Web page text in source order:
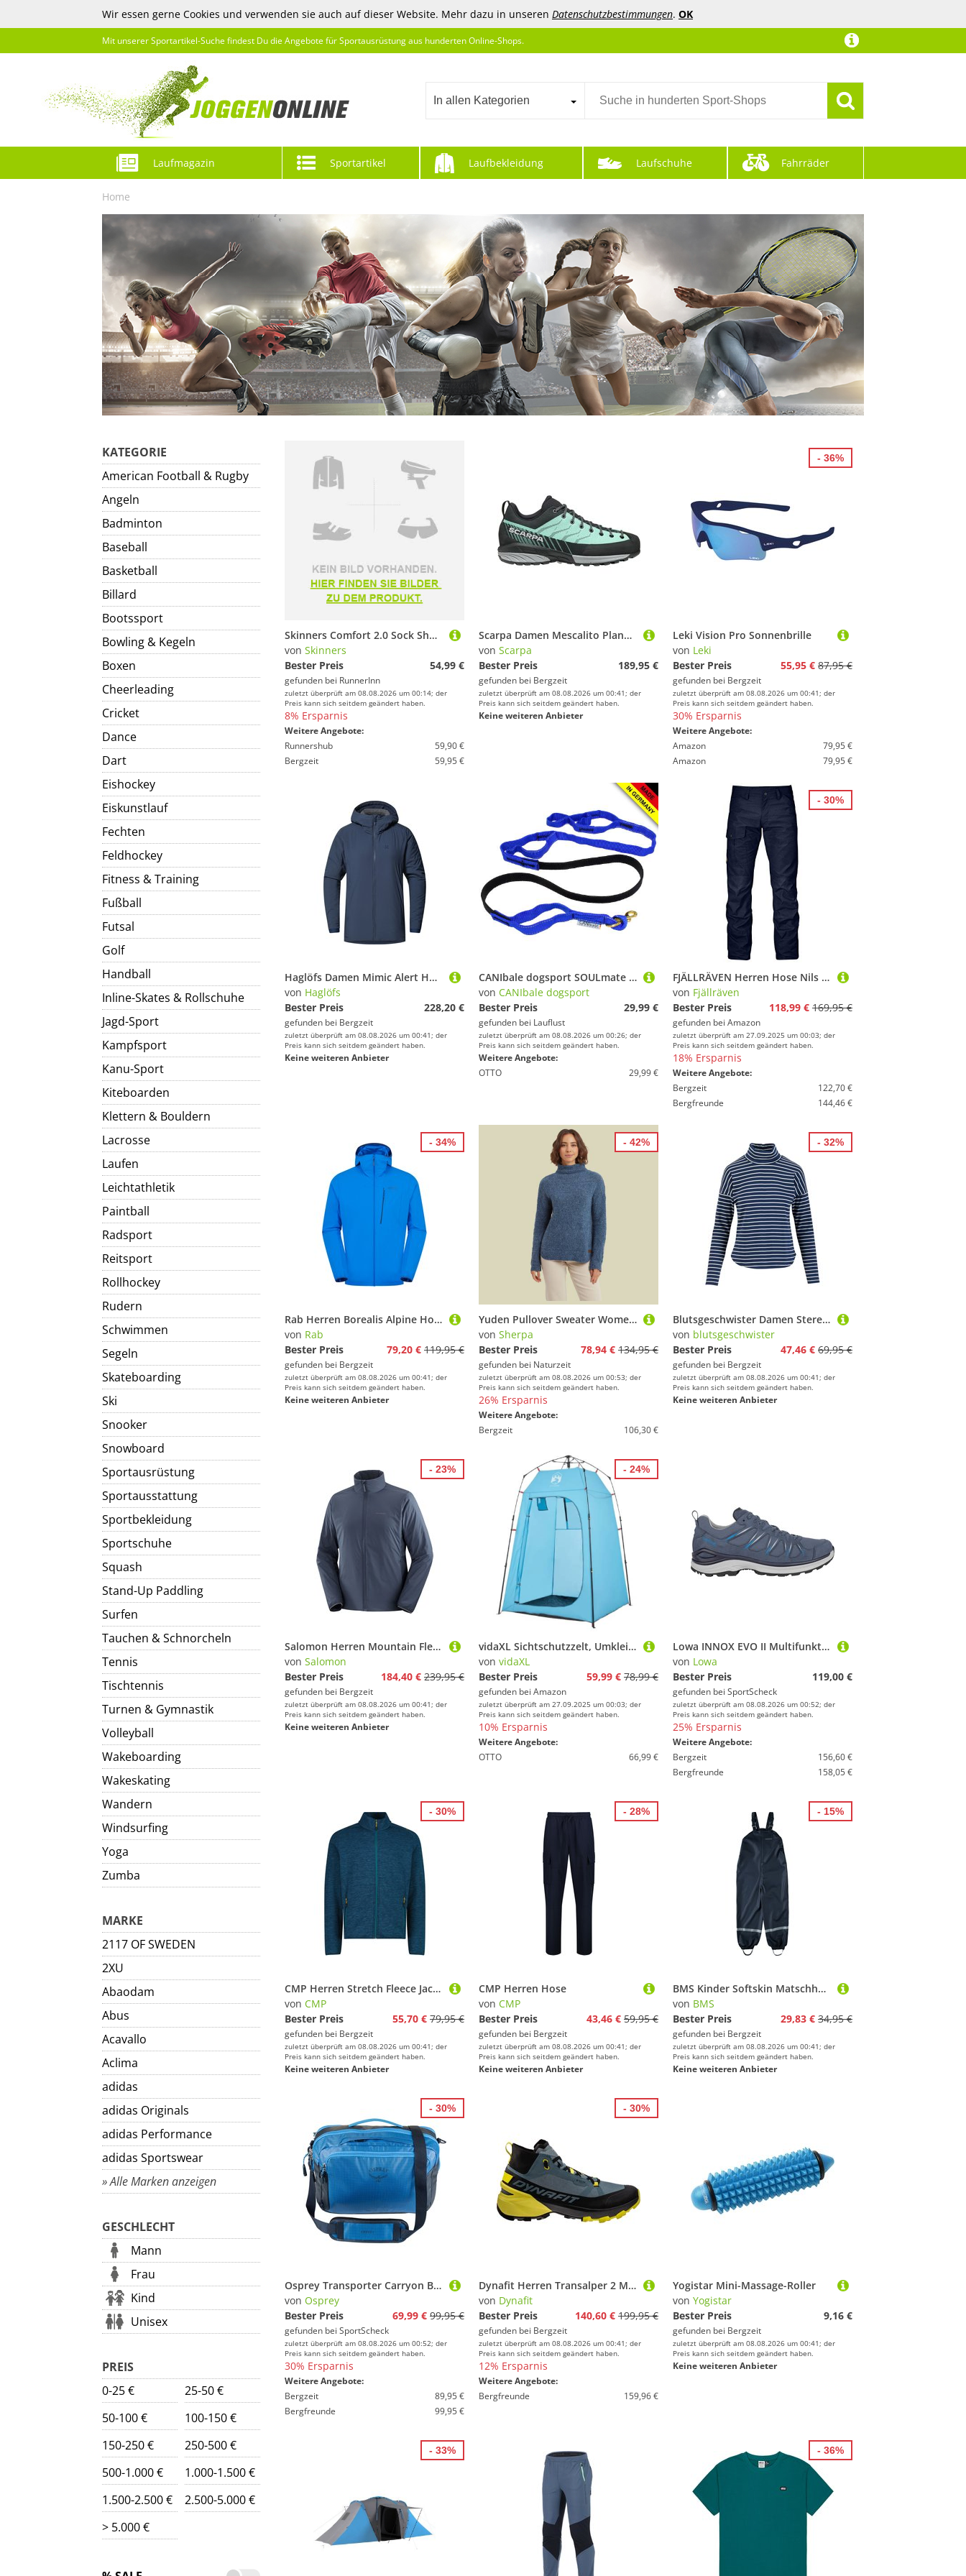
Wir essen gerne Cookies und verwenden sie auch auf dieser Website. Mehr dazu in unseren Datenschutzbestimmungen. OK
Mit unserer Sportartikel-Suche findest Du die Angebote für Sportausrüstung aus hunderten Online-Shops.
In allen Kategorien
Laufmagazin Sportartikel Laufbekleidung Laufschuhe Fahrräder
Home
KATEGORIE
American Football & Rugby
Angeln
Badminton
Baseball
Basketball
Billard
Bootssport
Bowling & Kegeln
Boxen
Cheerleading
Cricket
Dance
Dart
Eishockey
Eiskunstlauf
Fechten
Feldhockey
Fitness & Training
Fußball
Futsal
Golf
Handball
Inline-Skates & Rollschuhe
Jagd-Sport
Kampfsport
Kanu-Sport
Kiteboarden
Klettern & Bouldern
Lacrosse
Laufen
Leichtathletik
Paintball
Radsport
Reitsport
Rollhockey
Rudern
Schwimmen
Segeln
Skateboarding
Ski
Snooker
Snowboard
Sportausrüstung
Sportausstattung
Sportbekleidung
Sportschuhe
Squash
Stand-Up Paddling
Surfen
Tauchen & Schnorcheln
Tennis
Tischtennis
Turnen & Gymnastik
Volleyball
Wakeboarding
Wakeskating
Wandern
Windsurfing
Yoga
Zumba
MARKE
2117 OF SWEDEN
2XU
Abaodam
Abus
Acavallo
Aclima
adidas
adidas Originals
adidas Performance
adidas Sportswear
» Alle Marken anzeigen
GESCHLECHT
Mann
Frau
Kind
Unisex
PREIS
0-25 €
25-50 €
50-100 €
100-150 €
150-250 €
250-500 €
500-1.000 €
1.000-1.500 €
1.500-2.500 €
2.500-5.000 €
> 5.000 €
Skinners Comfort 2.0 Sock Shoes Blau EU 43-44
von Skinners
Bester Preis
54,99 €
gefunden bei RunnerInn
zuletzt überprüft am 08.08.2026 um 00:14; der
Preis kann sich seitdem geändert haben.
8% Ersparnis
Weitere Angebote:
Runnershub
59,90 €
Bergzeit
59,95 €
Scarpa Damen Mescalito Planet Schuhe
von Scarpa
Bester Preis
189,95 €
gefunden bei Bergzeit
zuletzt überprüft am 08.08.2026 um 00:41; der
Preis kann sich seitdem geändert haben.
Keine weiteren Anbieter
Leki Vision Pro Sonnenbrille
von Leki
Bester Preis
55,95 € 87,95 €
gefunden bei Bergzeit
zuletzt überprüft am 08.08.2026 um 00:41; der
Preis kann sich seitdem geändert haben.
30% Ersparnis
Weitere Angebote:
Amazon
79,95 €
Amazon
79,95 €
- 36%
Haglöfs Damen Mimic Alert Hoodie Jacke
von Haglöfs
Bester Preis
228,20 €
gefunden bei Bergzeit
zuletzt überprüft am 08.08.2026 um 00:41; der
Preis kann sich seitdem geändert haben.
Keine weiteren Anbieter
CANIbale dogsport SOULmate Vario Wheel Zugleine | CB7178
von CANIbale dogsport
Bester Preis
29,99 €
gefunden bei Lauflust
zuletzt überprüft am 08.08.2026 um 00:26; der
Preis kann sich seitdem geändert haben.
Weitere Angebote:
OTTO
29,99 €
FJÄLLRÄVEN Herren Hose Nils Trousers Sport, Dark Navy, 48
von Fjällräven
Bester Preis
118,99 € 169,95 €
gefunden bei Amazon
zuletzt überprüft am 27.09.2025 um 00:03; der
Preis kann sich seitdem geändert haben.
18% Ersparnis
Weitere Angebote:
Bergzeit
122,70 €
Bergfreunde
144,46 €
- 30%
Rab Herren Borealis Alpine Hoodie Jacke
von Rab
Bester Preis
79,20 € 119,95 €
gefunden bei Bergzeit
zuletzt überprüft am 08.08.2026 um 00:41; der
Preis kann sich seitdem geändert haben.
Keine weiteren Anbieter
- 34%
Yuden Pullover Sweater Women blau S - Farbe seaport blue
von Sherpa
Bester Preis
78,94 € 134,95 €
gefunden bei Naturzeit
zuletzt überprüft am 08.08.2026 um 00:53; der
Preis kann sich seitdem geändert haben.
26% Ersparnis
Weitere Angebote:
Bergzeit
106,30 €
- 42%
Blutsgeschwister Damen Stereo Rainbow Turtle Longsleeve
von blutsgeschwister
Bester Preis
47,46 € 69,95 €
gefunden bei Bergzeit
zuletzt überprüft am 08.08.2026 um 00:41; der
Preis kann sich seitdem geändert haben.
Keine weiteren Anbieter
- 32%
Salomon Herren Mountain Flex Jacke
von Salomon
Bester Preis
184,40 € 239,95 €
gefunden bei Bergzeit
zuletzt überprüft am 08.08.2026 um 00:41; der
Preis kann sich seitdem geändert haben.
Keine weiteren Anbieter
- 23%
vidaXL Sichtschutzzelt, Umkleidezelt mit Quick-Release-System, Wasserdicht Duschzelt für Camping, Toilettenzelt Campingzelt, Blau 190T Polyester
von vidaXL
Bester Preis
59,99 € 78,99 €
gefunden bei Amazon
zuletzt überprüft am 27.09.2025 um 00:03; der
Preis kann sich seitdem geändert haben.
10% Ersparnis
Weitere Angebote:
OTTO
66,99 €
- 24%
Lowa INNOX EVO II Multifunktionsschuhe Herren
von Lowa
Bester Preis
119,00 €
gefunden bei SportScheck
zuletzt überprüft am 08.08.2026 um 00:52; der
Preis kann sich seitdem geändert haben.
25% Ersparnis
Weitere Angebote:
Bergzeit
156,60 €
Bergfreunde
158,05 €
CMP Herren Stretch Fleece Jacke
von CMP
Bester Preis
55,70 € 79,95 €
gefunden bei Bergzeit
zuletzt überprüft am 08.08.2026 um 00:41; der
Preis kann sich seitdem geändert haben.
Keine weiteren Anbieter
- 30%
CMP Herren Hose
von CMP
Bester Preis
43,46 € 59,95 €
gefunden bei Bergzeit
zuletzt überprüft am 08.08.2026 um 00:41; der
Preis kann sich seitdem geändert haben.
Keine weiteren Anbieter
- 28%
BMS Kinder Softskin Matschhose
von BMS
Bester Preis
29,83 € 34,95 €
gefunden bei Bergzeit
zuletzt überprüft am 08.08.2026 um 00:41; der
Preis kann sich seitdem geändert haben.
Keine weiteren Anbieter
- 15%
Osprey Transporter Carryon Boarding Bag Reisetasche
von Osprey
Bester Preis
69,99 € 99,95 €
gefunden bei SportScheck
zuletzt überprüft am 08.08.2026 um 00:52; der
Preis kann sich seitdem geändert haben.
30% Ersparnis
Weitere Angebote:
Bergzeit
89,95 €
Bergfreunde
99,95 €
- 30%
Dynafit Herren Transalper 2 Mid GTX Schuhe
von Dynafit
Bester Preis
140,60 € 199,95 €
gefunden bei Bergzeit
zuletzt überprüft am 08.08.2026 um 00:41; der
Preis kann sich seitdem geändert haben.
12% Ersparnis
Weitere Angebote:
Bergfreunde
159,96 €
- 30%
Yogistar Mini-Massage-Roller
von Yogistar
Bester Preis
9,16 €
gefunden bei Bergzeit
zuletzt überprüft am 08.08.2026 um 00:41; der
Preis kann sich seitdem geändert haben.
Keine weiteren Anbieter
- 33% - 36%